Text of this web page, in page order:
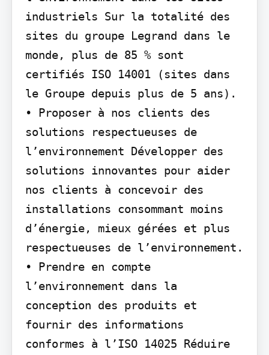
industriels Sur la totalité des
sites du groupe Legrand dans le
monde, plus de 85 % sont
certifiés ISO 14001 (sites dans
le Groupe depuis plus de 5 ans).
• Proposer à nos clients des
solutions respectueuses de
l’environnement Développer des
solutions innovantes pour aider
nos clients à concevoir des
installations consommant moins
d’énergie, mieux gérées et plus
respectueuses de l’environnement.
• Prendre en compte
l’environnement dans la
conception des produits et
fournir des informations
conformes à l’ISO 14025 Réduire